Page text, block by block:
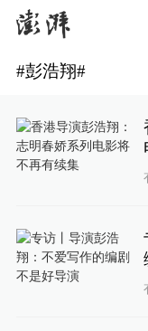
#彭浩翔#